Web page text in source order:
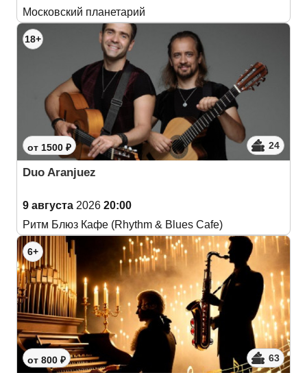
Московский планетарий
18+
от 1500 ₽ 24
Duo Aranjuez
9 августа 2026 20:00
Ритм Блюз Кафе (Rhythm & Blues Cafe)
6+
от 800 ₽ 63